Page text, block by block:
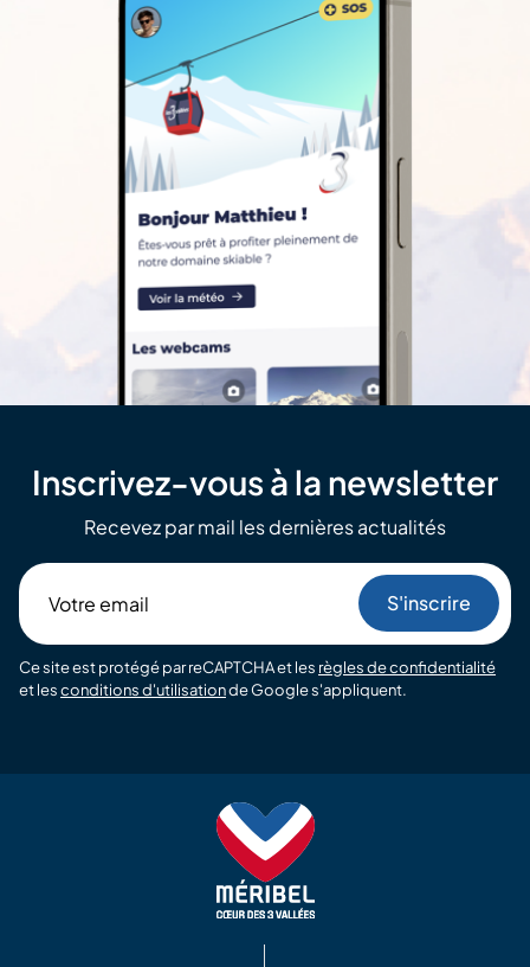
Inscrivez-vous à la newsletter
Recevez par mail les dernières actualités
email
Ce site est protégé par reCAPTCHA et les règles de confidentialité
et lesconditions d'utilisationde Google s'appliquent.